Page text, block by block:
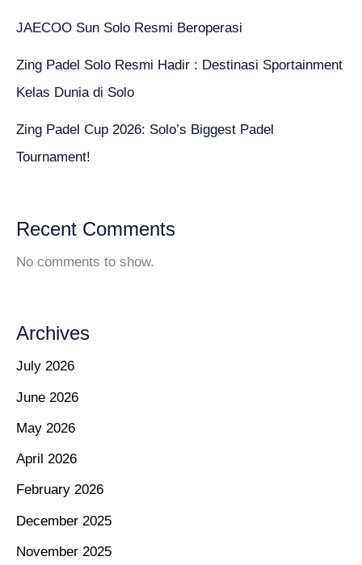
JAECOO Sun Solo Resmi Beroperasi
Zing Padel Solo Resmi Hadir : Destinasi Sportainment
Kelas Dunia di Solo
Zing Padel Cup 2026: Solo’s Biggest Padel
Tournament!
Recent Comments
No comments to show.
Archives
July 2026
June 2026
May 2026
April 2026
February 2026
December 2025
November 2025